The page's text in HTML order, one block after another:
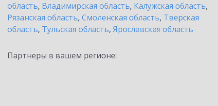
область, Владимирская область, Калужская область,
Рязанская область, Смоленская область, Тверская
область, Тульская область, Ярославская область
Партнеры в вашем регионе: